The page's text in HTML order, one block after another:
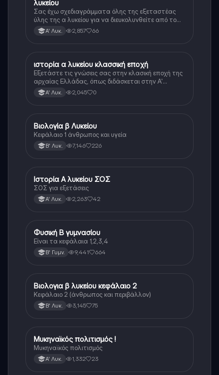
λυκείου
Σας έχω σχεδιαγράμματα όλης της εξεταστέας
ύλης της α λυκείου για να διευκολυνθείτε από το
τεράστιο βάρος του βιβλίου
Α' Λυκ. 2,857 66
Ιστορία
ιστορία α λυκείου κλασσική εποχή
Εξετάστε τις γνώσεις σας στην κλασική εποχή της
αρχαίας Ελλάδας, όπως διδάσκεται στην Α'
Λυκείου.Α' Λυκ. 2,045 0
Βιολογία
Βιολογία β Λυκείου
Κεφάλαιο 1 άνθρωπος και υγεία
Β' Λυκ. 7,146 226
Ιστορία
Ιστορία Α λυκείου ΣΟΣ
ΣΟΣ για εξετάσεις
Α' Λυκ. 2,263 42
Φυσική
Φυσική Β γυμνασίου
Είναι τα κεφάλαια 1,2,3,4
Β' Γυμν. 9,441 664
Βιολογία
Βιολογια β λυκείου κεφάλαιο 2
Κεφάλαιο 2 (άνθρωπος και περιβάλλον)
Β' Λυκ. 3,145 75
Ιστορία
Μυκηναϊκός πολιτισμός !
Μυκηναϊκός πολιτισμός
Α' Λυκ. 1,332 23